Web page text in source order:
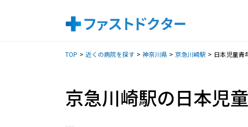
TOP 近くの病院を探す 神奈川県 京急川崎駅 日本児童青
京急川崎駅の日本児